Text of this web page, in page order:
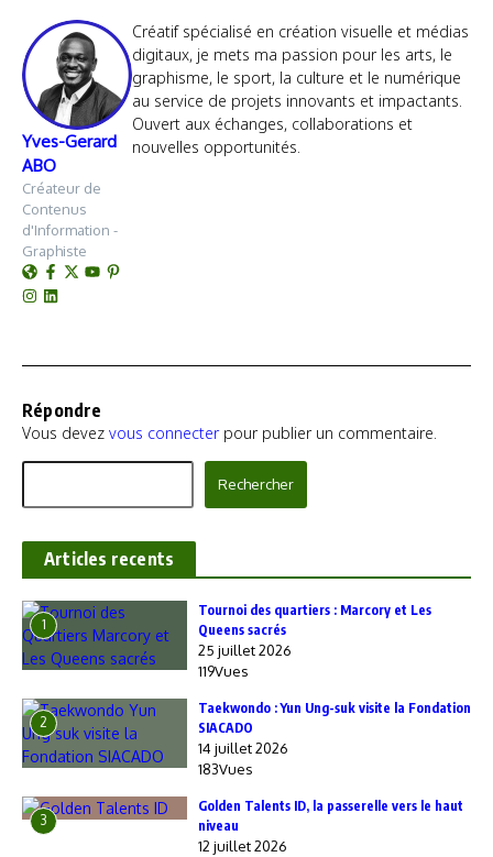
Yves-Gerard
ABO
Créateur de
Contenus
d'Information -
Graphiste
Créatif spécialisé en création visuelle et médias
digitaux, je mets ma passion pour les arts, le
graphisme, le sport, la culture et le numérique
au service de projets innovants et impactants.
Ouvert aux échanges, collaborations et
nouvelles opportunités.
Répondre
Vous devez vous connecterpour publier un commentaire.
Rechercher
Articles recents
1
‎Tournoi des quartiers : Marcory et Les
Queens sacrés
25 juillet 2026
119Vues
2
Taekwondo : Yun Ung-suk visite la Fondation
SIACADO
14 juillet 2026
183Vues
3
Golden Talents ID, la passerelle vers le haut
niveau
12 juillet 2026